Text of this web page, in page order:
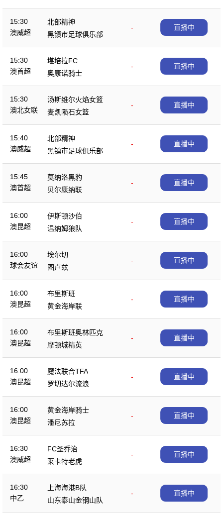
15:30
澳威超
北部精神
-
黑镇市足球俱乐部
直播中
15:30
澳首超
堪培拉FC
-
奥康诺骑士
直播中
15:30
澳北女联
汤斯维尔火焰女篮
-
麦凯陨石女篮
直播中
15:40
澳威超
北部精神
-
黑镇市足球俱乐部
直播中
15:45
澳首超
莫纳洛黑豹
-
贝尔康纳联
直播中
16:00
澳昆超
伊斯顿沙伯
-
温纳姆狼队
直播中
16:00
球会友谊
埃尔切
-
图卢兹
直播中
16:00
澳昆超
布里斯班
-
黄金海岸联
直播中
16:00
澳昆超
布里斯班奥林匹克
-
摩顿城精英
直播中
16:00
澳昆超
魔法联合TFA
-
罗切达尔流浪
直播中
16:00
澳昆超
黄金海岸骑士
-
潘尼苏拉
直播中
16:30
澳威超
FC圣乔治
-
莱卡特老虎
直播中
16:30
中乙
上海海港B队
-
山东泰山金钢山队
直播中